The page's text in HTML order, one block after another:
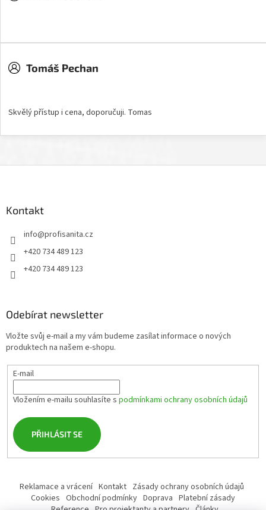
Tomáš Pechan
Skvělý přístup i cena, doporučuji. Tomas
Kontakt
info@profisanita.cz
+420 734 489 123
+420 734 489 123
Odebírat newsletter
Vložte svůj e-mail a my vám budeme zasílat informace o nových
produktech na našem e-shopu.
E-mail
Vložením e-mailu souhlasíte s podmínkami ochrany osobních údajů
PŘIHLÁSIT SE
Reklamace a vrácení Kontakt Zásady ochrany osobních údajů
Cookies Obchodní podmínky Doprava Platební zásady